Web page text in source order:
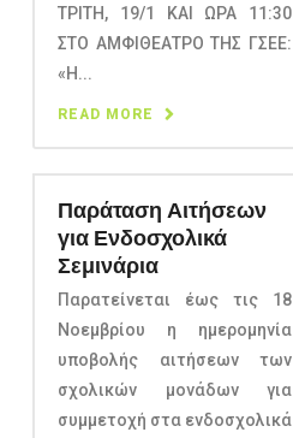
ΤΡΙΤΗ, 19/1 ΚΑΙ ΩΡΑ 11:30
ΣΤΟ ΑΜΦΙΘΕΑΤΡΟ ΤΗΣ ΓΣΕΕ:
«Η...
READ MORE
Παράταση Αιτήσεων
για Ενδοσχολικά
Σεμινάρια
Παρατείνεται έως τις 18
Νοεμβρίου η ημερομηνία
υποβολής αιτήσεων των
σχολικών μονάδων για
συμμετοχή στα ενδοσχολικά